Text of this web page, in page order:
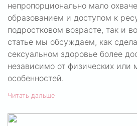
непропорционально мало
образованием и доступом к
подростковом возрасте, так и
статье мы обсуждаем, как
сексуальном здоровье более
независимо от физических или
особенностей.
Читать дальше